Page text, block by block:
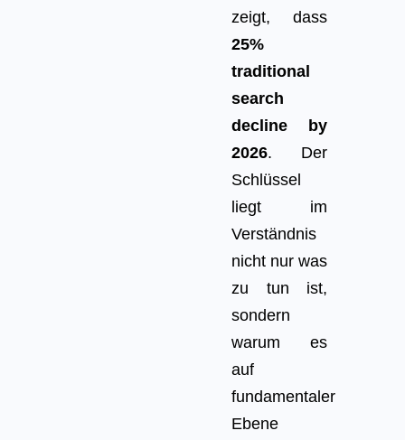
zeigt, dass
25%
traditional
search
decline by
2026. Der
Schlüssel
liegt im
Verständnis
nicht nur was
zu tun ist,
sondern
warum es
auf
fundamentaler
Ebene